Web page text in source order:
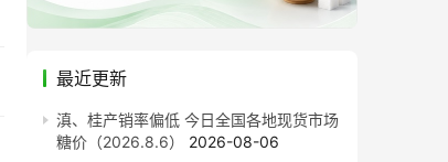
最近更新
滇、桂产销率偏低 今日全国各地现货市场
糖价（2026.8.6）
2026-08-06